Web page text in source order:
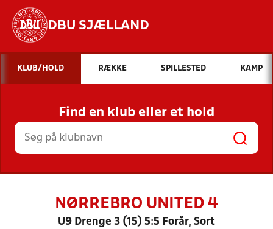
DBU SJÆLLAND
Hvad vil du søge efter?
INDHOLD OG NYHEDER
STILLINGER, RESULTATER, KLUBBER OG
HOLD
KLUB/HOLD RÆKKE SPILLESTED KAMP
Find en klub eller et hold
NØRREBRO UNITED 4
U9 Drenge 3 (15) 5:5 Forår, Sort